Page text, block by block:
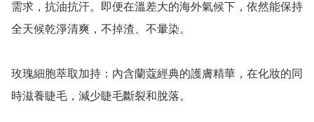
需求，抗油抗汗。即便在溫差大的海外氣候下，依然能保持
全天候乾淨清爽，不掉渣、不暈染。
玫瑰細胞萃取加持：內含蘭蔻經典的護膚精華，在化妝的同
時滋養睫毛，減少睫毛斷裂和脫落。